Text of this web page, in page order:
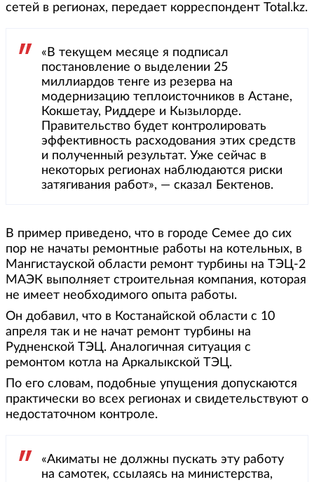
сетей в регионах, передает корреспондент Total.kz.
«В текущем месяце я подписал
постановление о выделении 25
миллиардов тенге из резерва на
модернизацию теплоисточников в Астане,
Кокшетау, Риддере и Кызылорде.
Правительство будет контролировать
эффективность расходования этих средств
и полученный результат. Уже сейчас в
некоторых регионах наблюдаются риски
затягивания работ», — сказал Бектенов.
В пример приведено, что в городе Семее до сих
пор не начаты ремонтные работы на котельных, в
Мангистауской области ремонт турбины на ТЭЦ-2
МАЭК выполняет строительная компания, которая
не имеет необходимого опыта работы.
Он добавил, что в Костанайской области с 10
апреля так и не начат ремонт турбины на
Рудненской ТЭЦ. Аналогичная ситуация с
ремонтом котла на Аркалыкской ТЭЦ.
По его словам, подобные упущения допускаются
практически во всех регионах и свидетельствуют о
недостаточном контроле.
«Акиматы не должны пускать эту работу
на самотек, ссылаясь на министерства,